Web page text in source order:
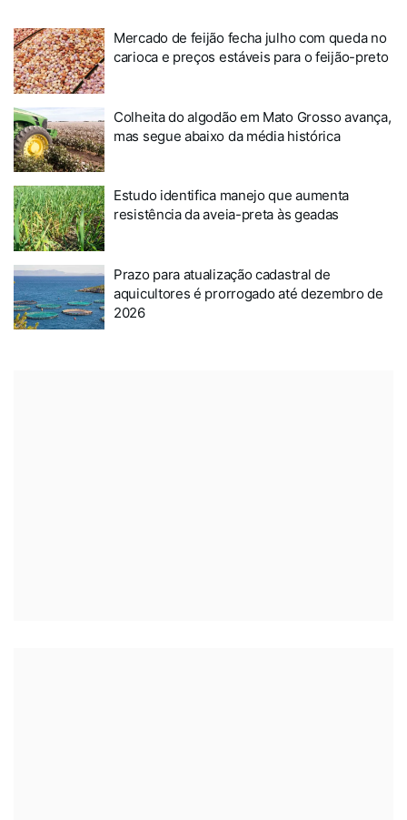
Mercado de feijão fecha julho com queda no
carioca e preços estáveis para o feijão-preto
Colheita do algodão em Mato Grosso avança,
mas segue abaixo da média histórica
Estudo identifica manejo que aumenta
resistência da aveia-preta às geadas
Prazo para atualização cadastral de
aquicultores é prorrogado até dezembro de
2026